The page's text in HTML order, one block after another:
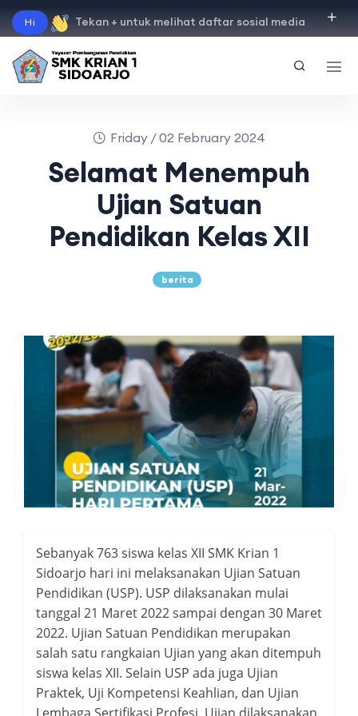
Hi Tekan + untuk melihat daftar sosial media
" instagram" " facebook
Friday / 02 February 2024
Selamat Menempuh
Ujian Satuan
Pendidikan Kelas XII
berita
Sebanyak 763 siswa kelas XII SMK Krian 1
Sidoarjo hari ini melaksanakan Ujian Satuan
Pendidikan (USP). USP dilaksanakan mulai
tanggal 21 Maret 2022 sampai dengan 30 Maret
2022. Ujian Satuan Pendidikan merupakan
salah satu rangkaian Ujian yang akan ditempuh
siswa kelas XII. Selain USP ada juga Ujian
Praktek, Uji Kompetensi Keahlian, dan Ujian